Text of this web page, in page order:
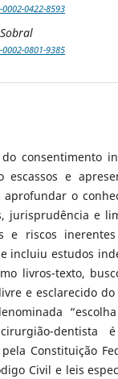
0422-8593
0801-9385
do consentimento
escassos e
aprofundar o
jurisprudência e
e riscos
incluiu estudos
livros-texto,
e esclarecido
dentista
Constituição
Civil e leis